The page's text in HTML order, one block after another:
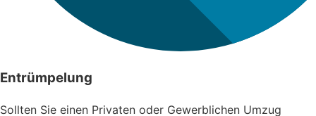
Entrümpelung
Sollten Sie einen Privaten oder Gewerblichen Umzug